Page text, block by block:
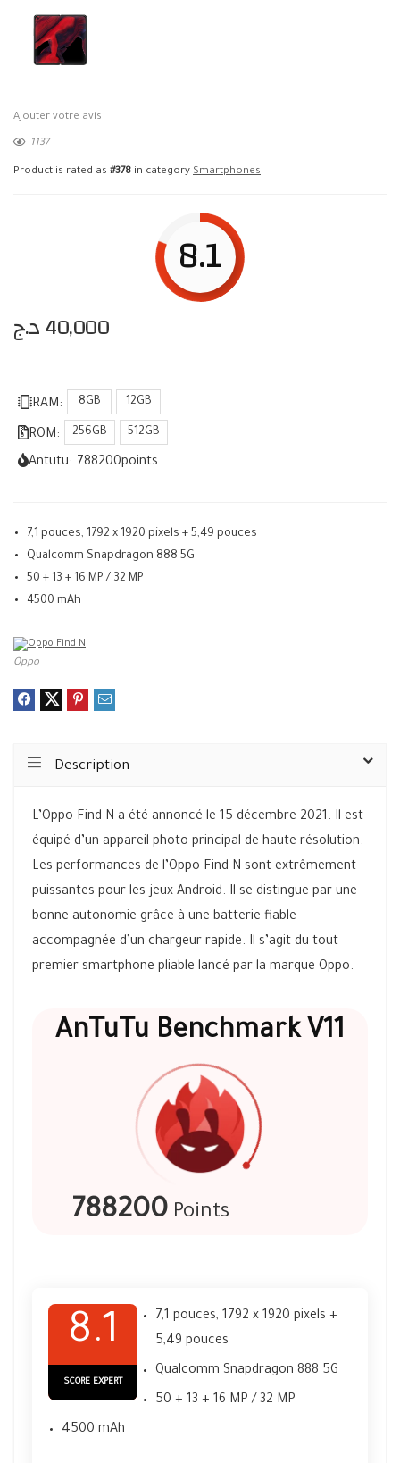
Ajouter votre avis
1137
Product is rated as #378 in category Smartphones
8.1
40,000د.ج
RAM: 8GB 12GB
ROM: 256GB 512GB
Antutu: 788200points
7,1 pouces, 1792 x 1920 pixels + 5,49 pouces
Qualcomm Snapdragon 888 5G
50 + 13 + 16 MP / 32 MP
4500 mAh
Oppo
Description
L’Oppo Find N a été annoncé le 15 décembre 2021. Il est
équipé d’un appareil photo principal de haute résolution.
Les performances de l’Oppo Find N sont extrêmement
puissantes pour les jeux Android. Il se distingue par une
bonne autonomie grâce à une batterie fiable
accompagnée d’un chargeur rapide. Il s’agit du tout
premier smartphone pliable lancé par la marque Oppo.
AnTuTu Benchmark V11
788200 Points
8.1
SCORE EXPERT
7,1 pouces, 1792 x 1920 pixels +
5,49 pouces
Qualcomm Snapdragon 888 5G
50 + 13 + 16 MP / 32 MP
4500 mAh